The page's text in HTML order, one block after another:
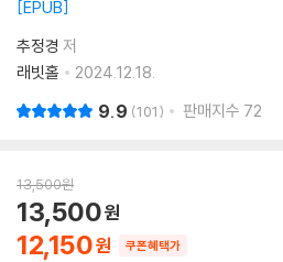
EPUB
추정경 저
래빗홀
2024.12.18.
9.9 101 판매지수 72
13,500원
12,150
13,500
쿠폰혜택가